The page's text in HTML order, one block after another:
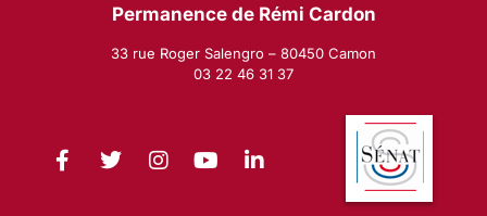
Permanence de Rémi Cardon
33 rue Roger Salengro – 80450 Camon
03 22 46 31 37